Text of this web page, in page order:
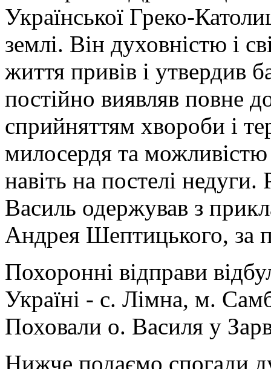
Української Греко-
землі. Він духовністю і
життя привів і утвердив
постійно виявляв повне
сприйняттям хвороби і
милосердя та можливістю
навіть на постелі недуги.
Василь одержував з
Андрея Шептицького, за
Похоронні відправи
Україні - с. Лімна, м.
Поховали о. Василя у
Нижче подаємо спогади